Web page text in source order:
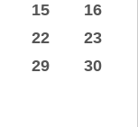
15
16
22
23
29
30